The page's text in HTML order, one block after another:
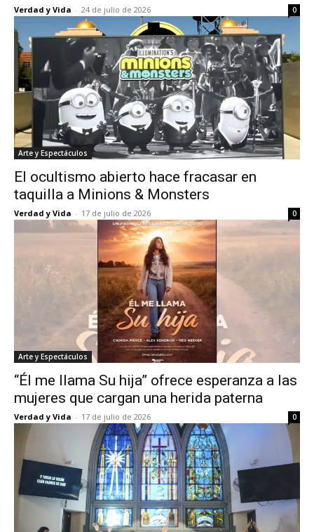
Verdad y Vida - 24 de julio de 2026 0
Arte y Espectáculos
El ocultismo abierto hace fracasar en
taquilla a Minions & Monsters
Verdad y Vida - 17 de julio de 2026 0
Arte y Espectáculos
“Él me llama Su hija” ofrece esperanza a las
mujeres que cargan una herida paterna
Verdad y Vida - 17 de julio de 2026 0